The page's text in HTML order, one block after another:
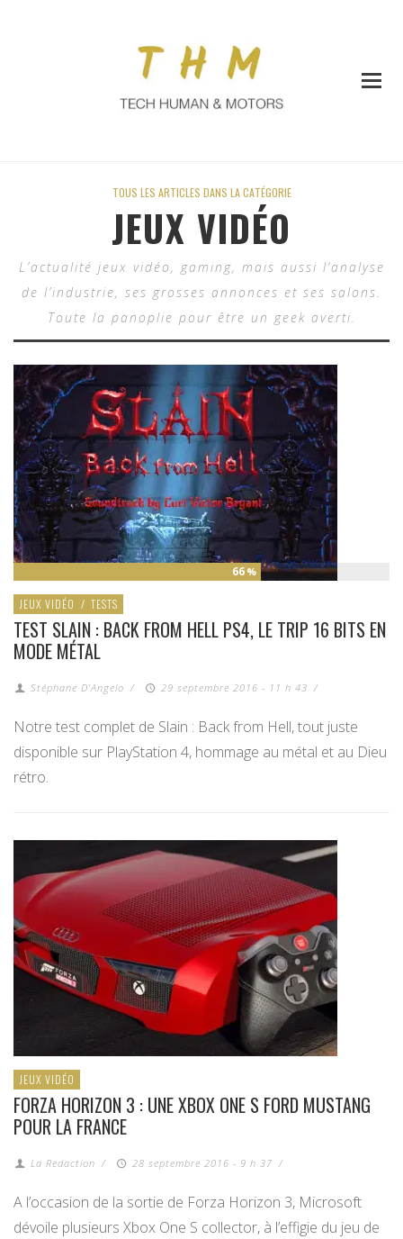
TOUS LES ARTICLES DANS LA CATÉGORIE
JEUX VIDÉO
L’actualité jeux vidéo, gaming, mais aussi l’analyse
de l’industrie, ses grosses annonces et ses salons.
Toute la panoplie pour être un geek averti.
66 %
JEUX VIDÉO / TESTS
TEST SLAIN : BACK FROM HELL PS4, LE TRIP 16 BITS EN
MODE MÉTAL
Stéphane D'Angelo / 29 septembre 2016 - 11 h 43 /
Notre test complet de Slain : Back from Hell, tout juste
disponible sur PlayStation 4, hommage au métal et au Dieu
rétro.
JEUX VIDÉO
FORZA HORIZON 3 : UNE XBOX ONE S FORD MUSTANG
POUR LA FRANCE
La Redaction / 28 septembre 2016 - 9 h 37 /
A l’occasion de la sortie de Forza Horizon 3, Microsoft
dévoile plusieurs Xbox One S collector, à l’effigie du jeu de